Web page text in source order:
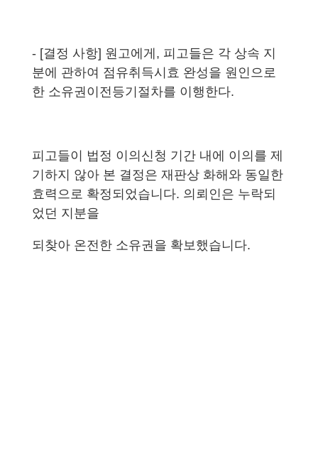
- [결정 사항] 원고에게, 피고들은 각 상속 지
분에 관하여 점유취득시효 완성을 원인으로
한 소유권이전등기절차를 이행한다.
피고들이 법정 이의신청 기간 내에 이의를 제
기하지 않아 본 결정은 재판상 화해와 동일한
효력으로 확정되었습니다. 의뢰인은 누락되
었던 지분을
되찾아 온전한 소유권을 확보했습니다.